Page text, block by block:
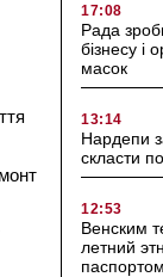
17:08
Рада
бізнесу і
масок
13:14
Нардепи
скласти
12:53
Венским
летний